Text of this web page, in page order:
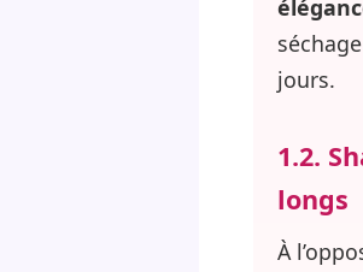
jours.
1.2.
longs
À